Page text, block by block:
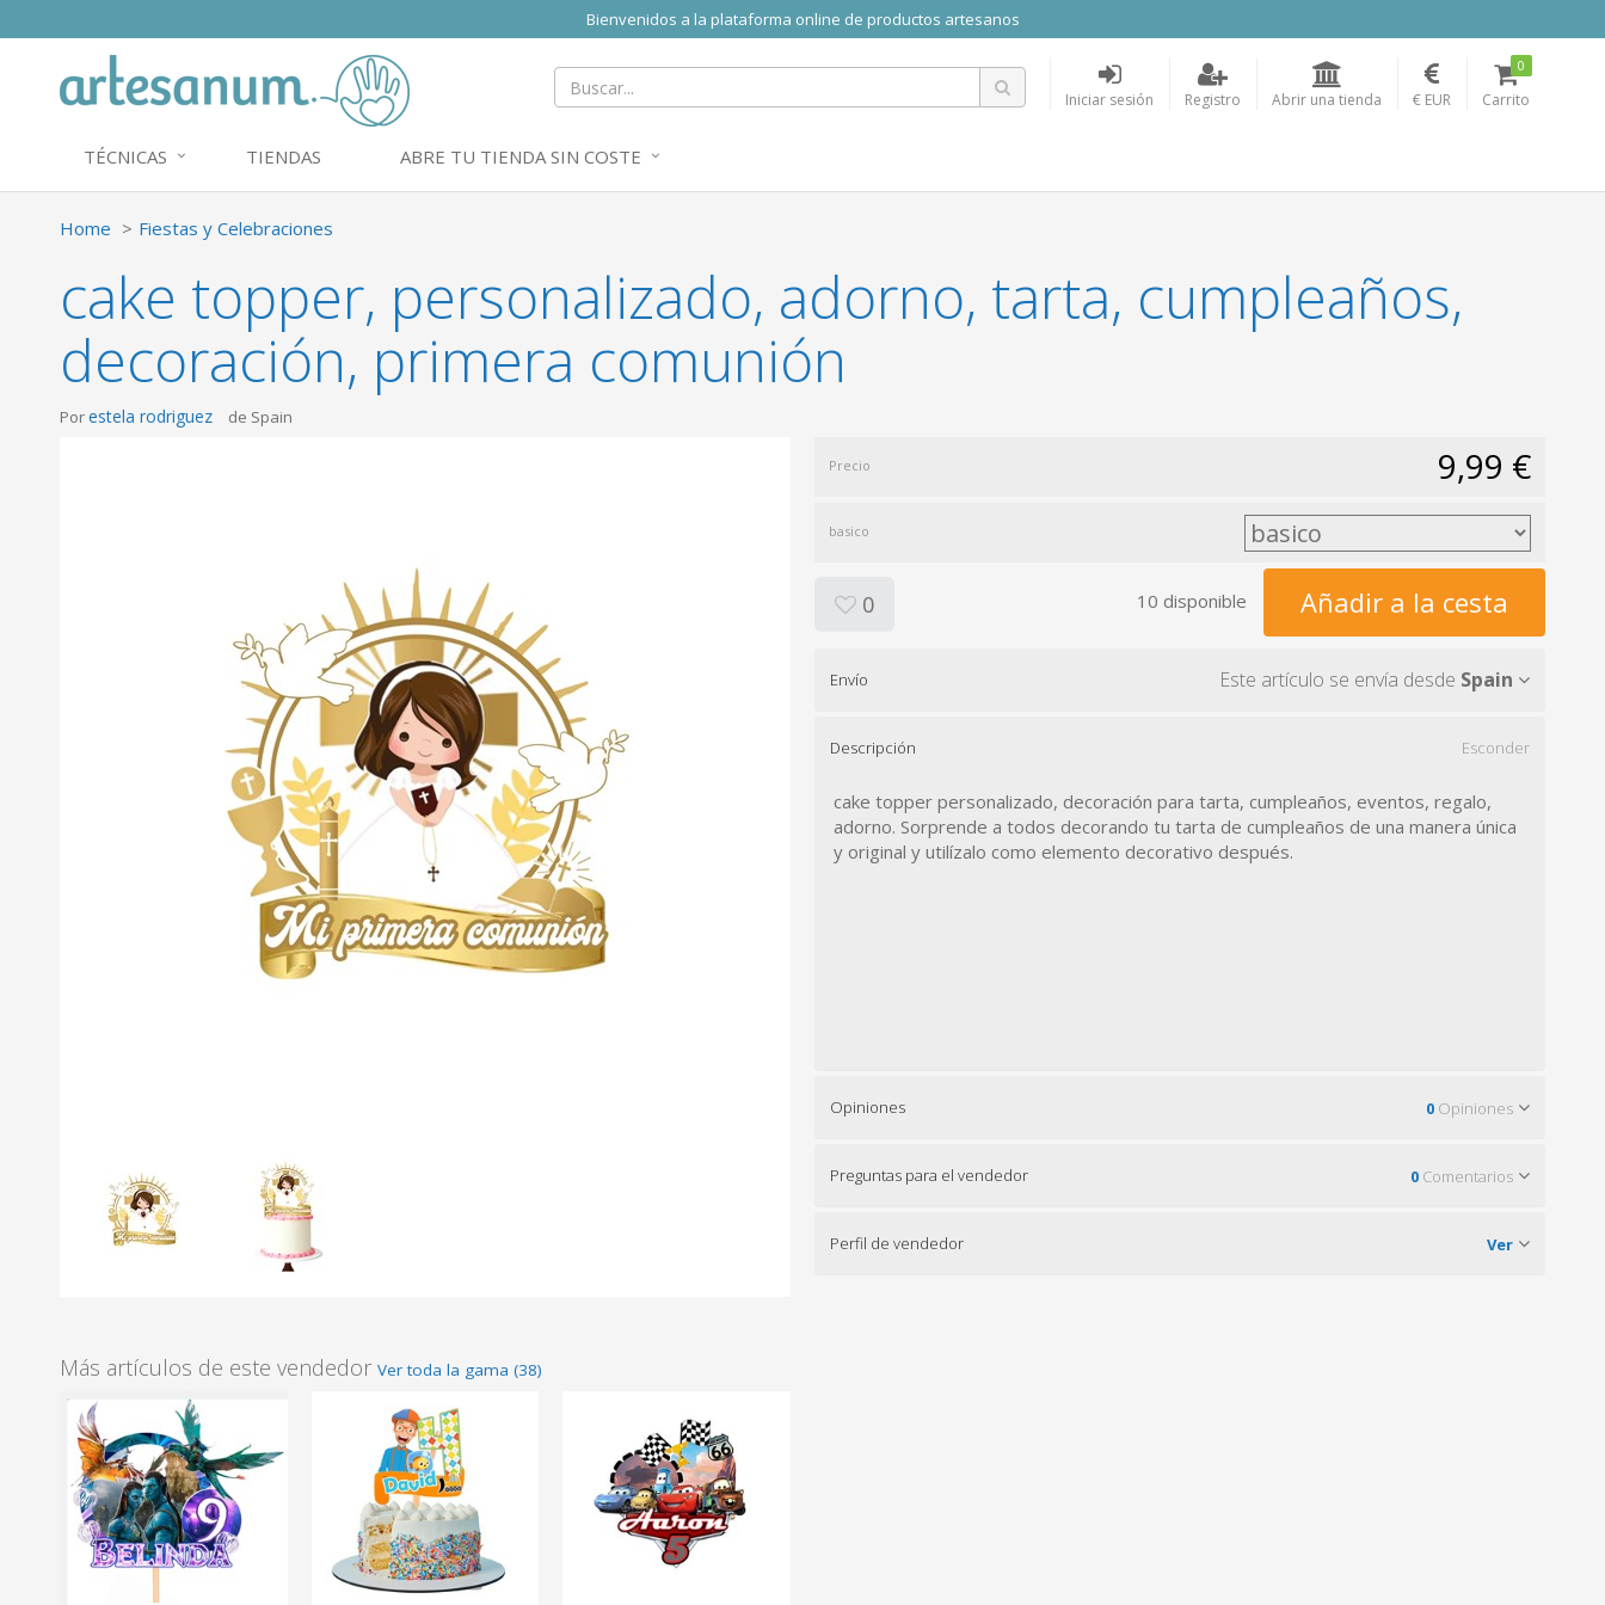
Bienvenidos a la plataforma online de productos artesanos
Iniciar sesión Registro Abrir una tienda € EUR Carrito
0
TÉCNICAS TIENDAS ABRE TU TIENDA SIN COSTE
Home Fiestas y Celebraciones
cake topper, personalizado, adorno, tarta, cumpleaños,
decoración, primera comunión
Porestela rodriguez de Spain
Más artículos de este vendedor Ver toda la gama (38)
Precio 9,99 €
basico
0 10 disponible Añadir a la cesta
Envío Este artículo se envía desde Spain
Descripción Esconder
cake topper personalizado, decoración para tarta, cumpleaños, eventos, regalo,
adorno. Sorprende a todos decorando tu tarta de cumpleaños de una manera única
y original y utilízalo como elemento decorativo después.
Opiniones 0 Opiniones
Preguntas para el vendedor 0 Comentarios
Perfil de vendedor Ver